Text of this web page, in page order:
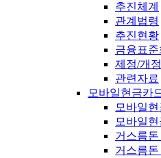
추진체계
관계법령
추진현황
금융표준
제정/개
관련자료
모바일현금카
모바일
모바일
거스름
거스름